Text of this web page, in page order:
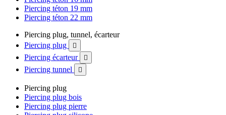
Piercing téton 19 mm
Piercing téton 22 mm
Piercing plug, tunnel, écarteur
Piercing plug

Piercing écarteur 
Piercing tunnel 
Piercing plug
Piercing plug bois
Piercing plug pierre